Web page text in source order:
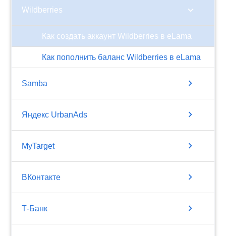
Wildberries chevron_right
Как создать аккаунт Wildberries в eLama
Как пополнить баланс Wildberries в eLama
Samba chevron_right
Яндекс UrbanAds chevron_right
MyTarget chevron_right
ВКонтакте chevron_right
Т-Банк chevron_right